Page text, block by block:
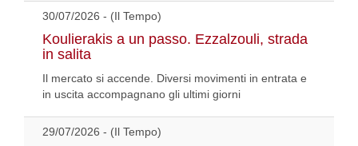
30/07/2026 - (Il Tempo)
Koulierakis a un passo. Ezzalzouli, strada
in salita
Il mercato si accende. Diversi movimenti in entrata e
in uscita accompagnano gli ultimi giorni
29/07/2026 - (Il Tempo)